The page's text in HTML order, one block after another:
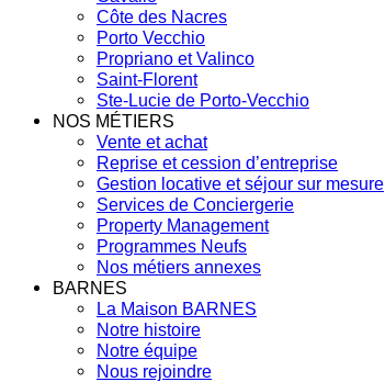
Côte des Nacres
Porto Vecchio
Propriano et Valinco
Saint-Florent
Ste-Lucie de Porto-Vecchio
NOS MÉTIERS
Vente et achat
Reprise et cession d’entreprise
Gestion locative et séjour sur mesure
Services de Conciergerie
Property Management
Programmes Neufs
Nos métiers annexes
BARNES
La Maison BARNES
Notre histoire
Notre équipe
Nous rejoindre